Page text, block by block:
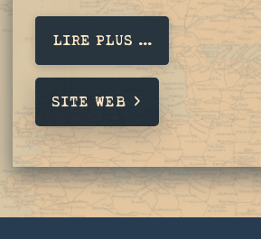
LIRE PLUS ...
SITE WEB